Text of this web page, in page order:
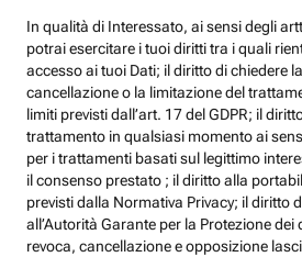
In qualità di Interessato, ai sensi degli
potrai esercitare i tuoi diritti tra i quali
accesso ai tuoi Dati; il diritto di chiedere
cancellazione o la limitazione del
limiti previsti dall’art. 17 del GDPR; il
trattamento in qualsiasi momento ai
per i trattamenti basati sul legittimo
il consenso prestato ; il diritto alla
previsti dalla Normativa Privacy; il diritto
all’Autorità Garante per la Protezione dei
revoca, cancellazione e opposizione